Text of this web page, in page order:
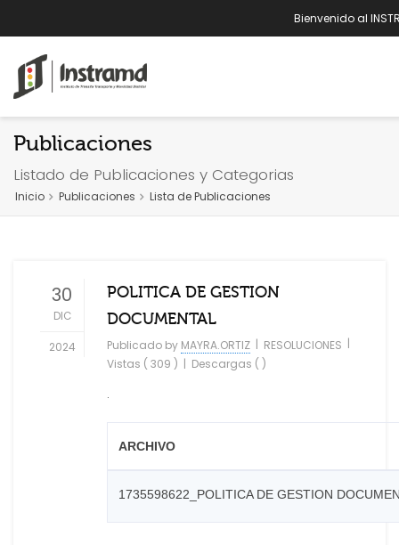
Bienvenido al
Publicaciones
Listado de Publicaciones y Categorias
Inicio Publicaciones Lista de Publicaciones
30
DIC
2024
POLITICA DE GESTION
DOCUMENTAL
Publicado by MAYRA.ORTIZ | RESOLUCIONES |
Vistas ( 309 ) | Descargas ( )
.
ARCHIVO
1735598622_POLITICA DE GESTION